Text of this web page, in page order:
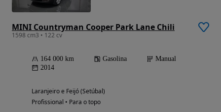
MINI Countryman Cooper Park Lane Chili
1598 cm3 • 122 cv
164 000 km Gasolina
Manual
2014
Laranjeiro e Feijó (Setúbal)
Profissional • Para o topo